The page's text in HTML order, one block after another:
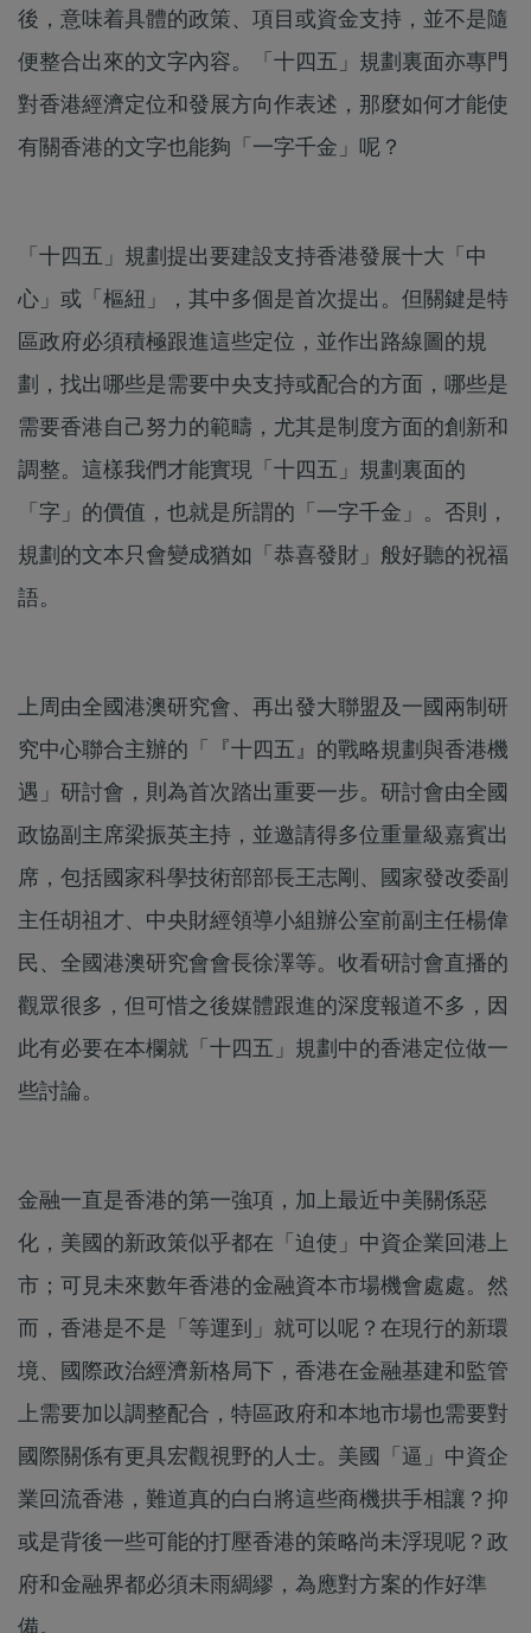
後，意味着具體的政策、項目或資金支持，並不是隨
便整合出來的文字內容。「十四五」規劃裏面亦專門
對香港經濟定位和發展方向作表述，那麼如何才能使
有關香港的文字也能夠「一字千金」呢？
「十四五」規劃提出要建設支持香港發展十大「中
心」或「樞紐」，其中多個是首次提出。但關鍵是特
區政府必須積極跟進這些定位，並作出路線圖的規
劃，找出哪些是需要中央支持或配合的方面，哪些是
需要香港自己努力的範疇，尤其是制度方面的創新和
調整。這樣我們才能實現「十四五」規劃裏面的
「字」的價值，也就是所謂的「一字千金」。否則，
規劃的文本只會變成猶如「恭喜發財」般好聽的祝福
語。
上周由全國港澳研究會、再出發大聯盟及一國兩制研
究中心聯合主辦的「『十四五』的戰略規劃與香港機
遇」研討會，則為首次踏出重要一步。研討會由全國
政協副主席梁振英主持，並邀請得多位重量級嘉賓出
席，包括國家科學技術部部長王志剛、國家發改委副
主任胡祖才、中央財經領導小組辦公室前副主任楊偉
民、全國港澳研究會會長徐澤等。收看研討會直播的
觀眾很多，但可惜之後媒體跟進的深度報道不多，因
此有必要在本欄就「十四五」規劃中的香港定位做一
些討論。
金融一直是香港的第一強項，加上最近中美關係惡
化，美國的新政策似乎都在「迫使」中資企業回港上
市；可見未來數年香港的金融資本市場機會處處。然
而，香港是不是「等運到」就可以呢？在現行的新環
境、國際政治經濟新格局下，香港在金融基建和監管
上需要加以調整配合，特區政府和本地市場也需要對
國際關係有更具宏觀視野的人士。美國「逼」中資企
業回流香港，難道真的白白將這些商機拱手相讓？抑
或是背後一些可能的打壓香港的策略尚未浮現呢？政
府和金融界都必須未雨綢繆，為應對方案的作好準
備。